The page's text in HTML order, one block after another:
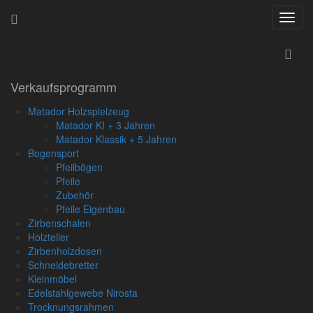
Verkaufsprogramm
Matador Holzspielzeug
Matador KI + 3 Jahren
Matador Klassik + 5 Jahren
Bogensport
Pfeilbögen
Pfeile
Zubehör
Pfeile Eigenbau
Zirbenschalen
Holzteller
Zirbenholzdosen
Schneidebretter
Kleinmöbel
Edelstahlgewebe Nirosta
Trocknungsrahmen
Geben Sie Ihre
Suchkriterien ein
Geben Sie Ihre Stichworte ein:
Auch in den Beschreibungen suchen
Kategorien: